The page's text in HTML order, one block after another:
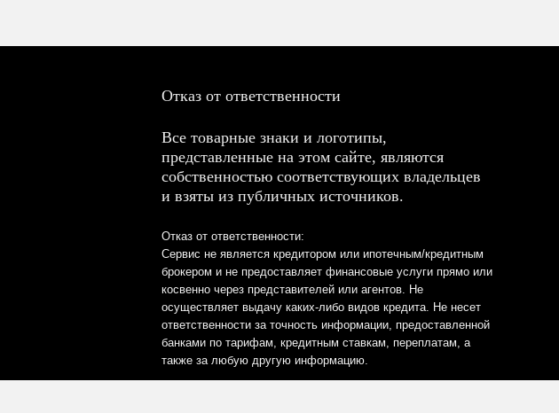
Отказ от ответственности
Все товарные знаки и логотипы,
представленные на этом сайте, являются
собственностью соответствующих владельцев
и взяты из публичных источников.
Отказ от ответственности:
Сервис не является кредитором или ипотечным/кредитным
брокером и не предоставляет финансовые услуги прямо или
косвенно через представителей или агентов. Не
осуществляет выдачу каких-либо видов кредита. Не несет
ответственности за точность информации, предоставленной
банками по тарифам, кредитным ставкам, переплатам, а
также за любую другую информацию.